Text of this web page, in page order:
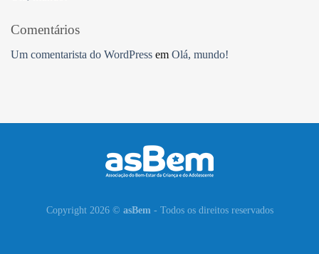
Comentários
Um comentarista do WordPress em Olá, mundo!
Copyright 2026 © asBem - Todos os direitos reservados